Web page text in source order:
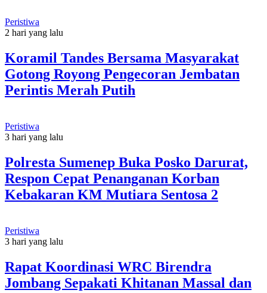
Peristiwa
2 hari yang lalu
Koramil Tandes Bersama Masyarakat
Gotong Royong Pengecoran Jembatan
Perintis Merah Putih
Peristiwa
3 hari yang lalu
Polresta Sumenep Buka Posko Darurat,
Respon Cepat Penanganan Korban
Kebakaran KM Mutiara Sentosa 2
Peristiwa
3 hari yang lalu
Rapat Koordinasi WRC Birendra
Jombang Sepakati Khitanan Massal dan